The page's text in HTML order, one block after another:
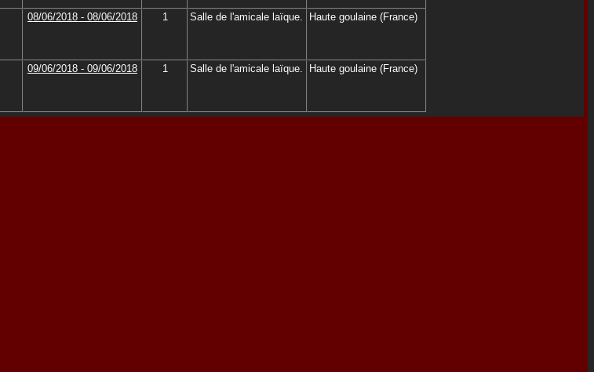
08/06/2018 - 08/06/2018 1 Salle de l'amicale laïque. Haute goulaine (France)
09/06/2018 - 09/06/2018 1 Salle de l'amicale laïque. Haute goulaine (France)